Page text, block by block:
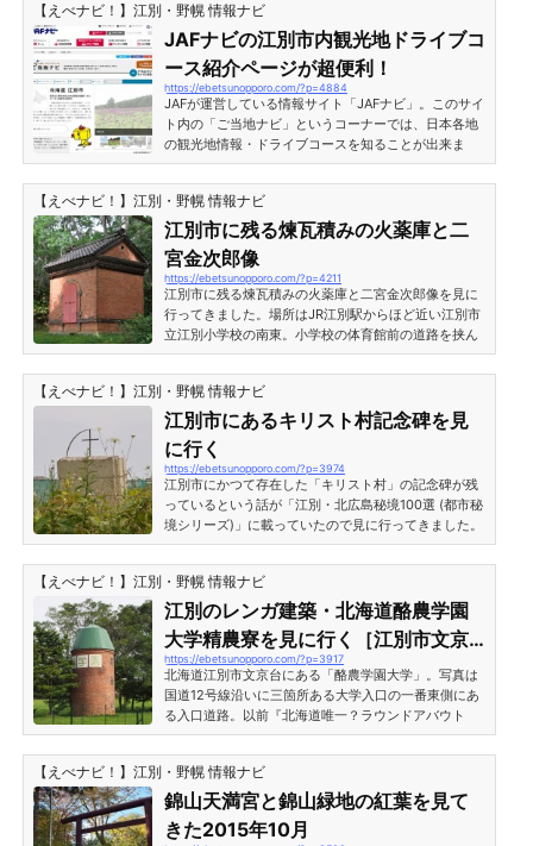
市内の店舗」をご紹介します。「ミシュランガイド北
海道2017特別版」江別市内の掲載店舗一覧手打ち蕎麦
神楽坂江別市大麻の3番通沿いにある手打ち蕎麦屋さ
ん。地元の人気店で、口コミでは「鳥せいろ」「かき
揚げせいろ」などの評価が高い。 営業時間11:30～15:
00（水曜日は...
【えべナビ！】江別・野幌 情報ナビ
JAFナビの江別市内観光地ドライブコ
ース紹介ページが超便利！
https://ebetsunopporo.com/?p=4884
JAFが運営している情報サイト「JAFナビ」。このサイ
ト内の「ご当地ナビ」というコーナーでは、日本各地
の観光地情報・ドライブコースを知ることが出来ま
す。で、この「ご当地ナビ」の中に北海道江別市のド
ライブコースが掲載されています！ 北海道江別市・ご
当地ナビ／JAFナビ 北海道江別市のドライブコース北
海道江別市・ご当地ナビで紹介されているページで
は、江別市内の観光地と地図が掲載されています。紹
介されている観光地とドライブコースには以下の様な
ものがあります（2016年3月19日現在）。 れんが建造
物の...
【えべナビ！】江別・野幌 情報ナビ
江別市に残る煉瓦積みの火薬庫と二
宮金次郎像
https://ebetsunopporo.com/?p=4211
江別市に残る煉瓦積みの火薬庫と二宮金次郎像を見に
行ってきました。場所はJR江別駅からほど近い江別市
立江別小学校の南東。小学校の体育館前の道路を挟ん
だ緑地に忽然と煉瓦積みの建物が立っています。史跡
火薬庫建物の手前には「史跡 火薬庫」と書かれた標
柱と、「火薬庫（屯田兵第三大隊本部跡）」と書かれ
た説明板が立っていました。煉瓦積みの建物はつまり
「火薬庫」で、江別に置かれた屯田兵第三大隊本部の
歴史を伝える唯一の歴史的建造物ということです。 説
明板による火薬庫の要点は以下のとおり。 江別市指定
文化財第...
【えべナビ！】江別・野幌 情報ナビ
江別市にあるキリスト村記念碑を見
に行く
https://ebetsunopporo.com/?p=3974
江別市にかつて存在した「キリスト村」の記念碑が残
っているという話が「江別・北広島秘境100選 (都市秘
境シリーズ)」に載っていたので見に行ってきました。
場所は北海道江別市東野幌。杜の美江別自動車学校か
らまっすぐ南東へ進み、突き当りを左に曲がった辺り
になります。道道46号線を越えた辺りは田畑が広がる
清々しい景色が望める場所ですが、地図で見ても何の
目印もないので説明しにくいところですね。 キリスト
村跡地と記念碑キリスト村記念碑が立っている場所
は、産業廃棄物処理場の敷地内にあります。写真はそ
の産...
【えべナビ！】江別・野幌 情報ナビ
江別のレンガ建築・北海道酪農学園
大学精農寮を見に行く［江別市文京
台緑町］
https://ebetsunopporo.com/?p=3917
北海道江別市文京台にある「酪農学園大学」。写真は
国道12号線沿いに三箇所ある大学入口の一番東側にあ
る入口道路。以前『北海道唯一？ラウンドアバウト
（環状交差点）が江別市にあるよ』という記事を書い
たのですが、この出入口奥に進むと日本では珍しい
「ラウンドアバウト」があります。今回はそのラウン
ドアバウトの手前にある「酪農学園大学・精農寮」が
目的地です。この入口を通って140メートルほど進ん
だ左手に「酪農学園大学・研修館」があり、その奥に
【えべナビ！】江別・野幌 情報ナビ
錦山天満宮と錦山緑地の紅葉を見て
きた2015年10月